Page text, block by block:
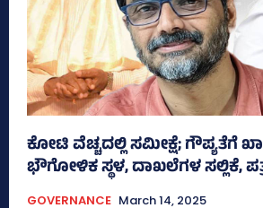
ಕೋಟಿ ವೆಚ್ಚದಲ್ಲಿ ಸಮೀಕ್ಷೆ; ಗೌಪ್ಯತೆಗೆ
ಭೌಗೋಳಿಕ ಸ್ಥಳ, ದಾಖಲೆಗಳ ಸಲ್ಲಿಕೆ,
GOVERNANCE March 14, 2025